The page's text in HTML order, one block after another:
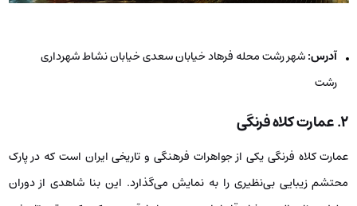
آدرس:‌شهر رشت محله فرهاد خیابان سعدی خیابان نشاط شهرداری
رشت
۲. عمارت کلاه فرنگی
عمارت کلاه فرنگی یکی از جواهرات فرهنگی و تاریخی ایران است که در پارک
محتشم زیبایی بی‌نظیری را به نمایش می‌گذارد. این بنا شاهدی از دوران